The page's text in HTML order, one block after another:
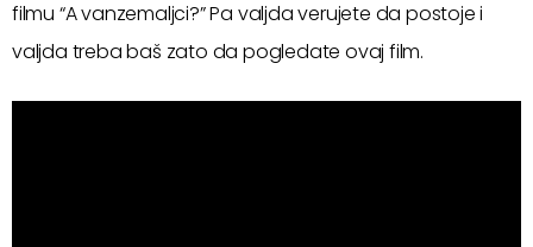
filmu “A vanzemaljci?” Pa valjda verujete da postoje i
valjda treba baš zato da pogledate ovaj film.